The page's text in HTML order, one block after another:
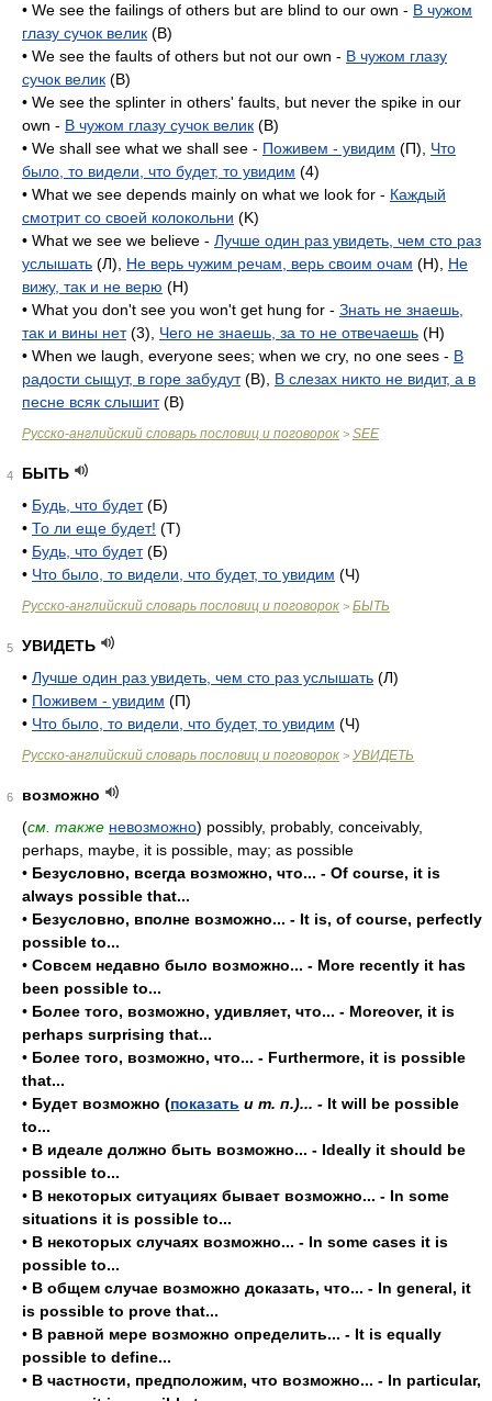
• We see the failings of others but are blind to our own - В чужом
глазу сучок велик (B)
• We see the faults of others but not our own - В чужом глазу
сучок велик (B)
• We see the splinter in others' faults, but never the spike in our
own - В чужом глазу сучок велик (B)
• We shall see what we shall see - Поживем - увидим (П), Что
было, то видели, что будет, то увидим (4)
• What we see depends mainly on what we look for - Каждый
смотрит со своей колокольни (K)
• What we see we believe - Лучше один раз увидеть, чем сто раз
услышать (Л), Не верь чужим речам, верь своим очам (H), Не
вижу, так и не верю (H)
• What you don't see you won't get hung for - Знать не знаешь,
так и вины нет(3), Чего не знаешь, за то не отвечаешь (H)
• When we laugh, everyone sees; when we cry, no one sees - В
радости сыщут, в горе забудут(B), В слезах никто не видит, а в
песне всяк слышит(B)
Русско-английский словарь пословиц и поговорок > SEE
4
БЫТЬ
• Будь, что будет(Б)
• То ли еще будет! (Т)
• Будь, что будет(Б)
• Что было, то видели, что будет, то увидим (Ч)
Русско-английский словарь пословиц и поговорок > БЫТЬ
5
УВИДЕТЬ
• Лучше один раз увидеть, чем сто раз услышать (Л)
• Поживем - увидим (П)
• Что было, то видели, что будет, то увидим (Ч)
Русско-английский словарь пословиц и поговорок > УВИДЕТЬ
6
возможно
(см. также невозможно) possibly, probably, conceivably,
perhaps, maybe, it is possible, may; as possible
• Безусловно, всегда возможно, что... - Of course, it is
always possible that...
• Безусловно, вполне возможно... - It is, of course, perfectly
possible to...
• Совсем недавно было возможно... - More recently it has
been possible to...
• Более того, возможно, удивляет, что... - Moreover, it is
perhaps surprising that...
• Более того, возможно, что... - Furthermore, it is possible
that...
• Будет возможно (показать и т. п.)... - It will be possible
to...
• В идеале должно быть возможно... - Ideally it should be
possible to...
• В некоторых ситуациях бывает возможно... - In some
situations it is possible to...
• В некоторых случаях возможно... - In some cases it is
possible to...
• В общем случае возможно доказать, что... - In general, it
is possible to prove that...
• В равной мере возможно определить... - It is equally
possible to define...
• В частности, предположим, что возможно... - In particular,